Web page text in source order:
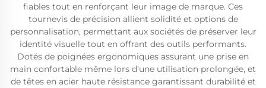
fiables tout en renforçant leur image de marque. Ces
tournevis de précision allient solidité et options de
personnalisation, permettant aux sociétés de préserver leur
identité visuelle tout en offrant des outils performants.
Dotés de poignées ergonomiques assurant une prise en
main confortable même lors d'une utilisation prolongée, et
de têtes en acier haute résistance garantissant durabilité et